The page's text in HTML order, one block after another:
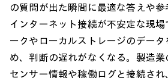
の質問が出た瞬間に最適な答えや参
インターネット接続が不安定な現
ークやローカルストレージのデー
め、判断の遅れがなくなる。製造
センサー情報や稼働ログと接続さ